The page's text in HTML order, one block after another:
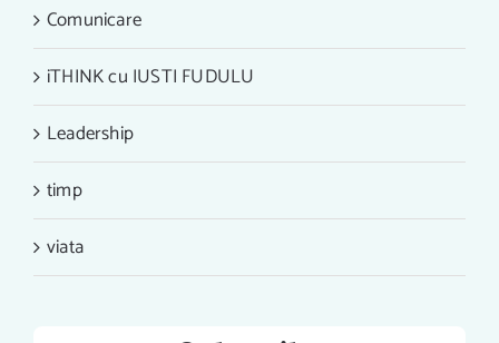
Comunicare
iTHINK cu IUSTI FUDULU
Leadership
timp
viata